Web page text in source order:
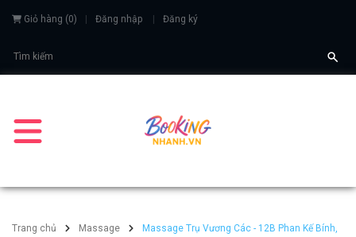
Giỏ hàng (0) Đăng nhập Đăng ký
Trang chủ Massage Massage Trụ Vương Các - 12B Phan Kế Bính,